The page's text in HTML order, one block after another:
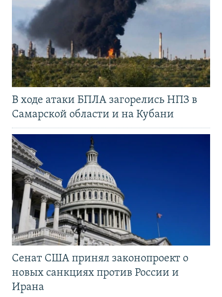
В ходе атаки БПЛА загорелись НПЗ в
Самарской области и на Кубани
Сенат США принял законопроект о
новых санкциях против России и
Ирана